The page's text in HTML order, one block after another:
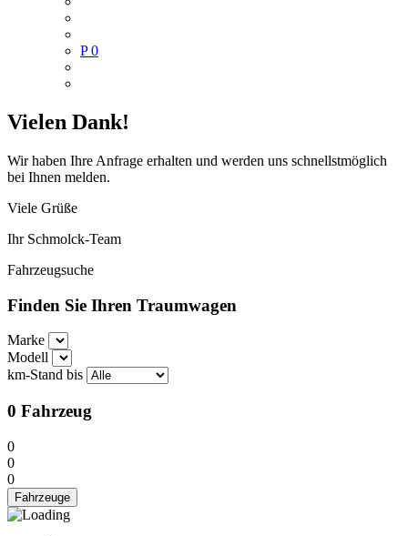
P 0
Vielen Dank!
Wir haben Ihre Anfrage erhalten und werden uns schnellstmöglich
bei Ihnen melden.
Viele Grüße
Ihr Schmolck-Team
Fahrzeugsuche
Finden Sie Ihren Traumwagen
Marke
Modell
km-Stand bis
0 Fahrzeug
0
0
0
Fahrzeuge